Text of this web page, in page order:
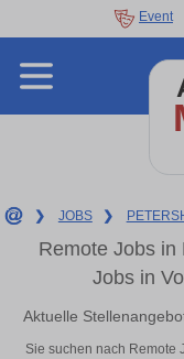
Event
❯ JOBS ❯
Remote Jobs in
Jobs in
Aktuelle
Sie suchen nach Remote